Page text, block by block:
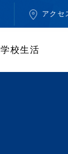
アクセ
学校生活